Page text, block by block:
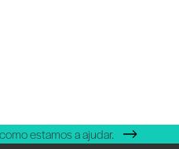
estamos a ajudar.